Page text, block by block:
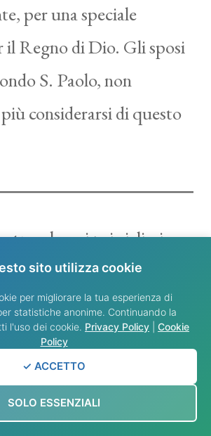
per una speciale
il Regno di Dio. Gli sposi
S. Paolo, non
considerarsi di questo
che sei nei cieli, sia
il tuo nome, venga il tuo
Regno,
tua volontà, come in cielo
così in terra.
sito utilizza cookie
per migliorare la tua esperienza di
statistiche anonime. Continuando la
l'uso dei cookie. Privacy Policy
Cookie
Policy
✓ ACCETTO
SOLO ESSENZIALI